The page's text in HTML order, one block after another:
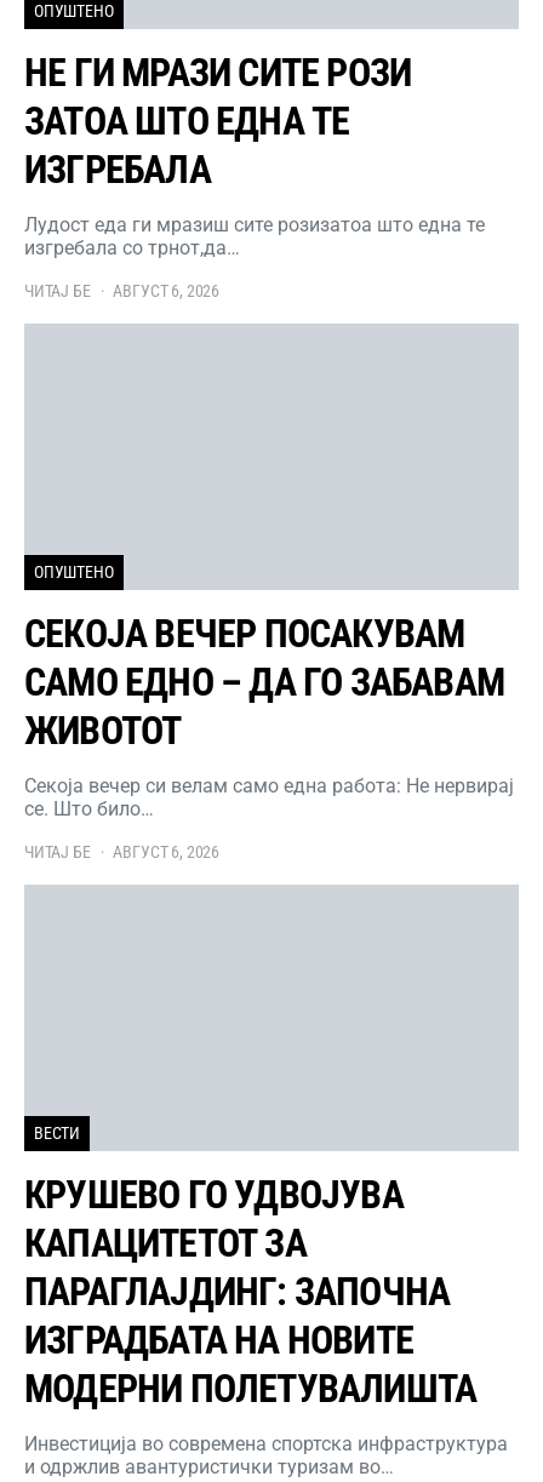
ОПУШТЕНО
НЕ ГИ МРАЗИ СИТЕ РОЗИ
ЗАТОА ШТО ЕДНА ТЕ
ИЗГРЕБАЛА
Лудост еда ги мразиш сите розизатоа што една те
изгребала со трнот,да…
ЧИТАЈ БЕ АВГУСТ 6, 2026
ОПУШТЕНО
СЕКОЈА ВЕЧЕР ПОСАКУВАМ
САМО ЕДНО – ДА ГО ЗАБАВАМ
ЖИВОТОТ
Секоја вечер си велам само една работа: Не нервирај
се. Што било…
ЧИТАЈ БЕ АВГУСТ 6, 2026
ВЕСТИ
КРУШЕВО ГО УДВОЈУВА
КАПАЦИТЕТОТ ЗА
ПАРАГЛАЈДИНГ: ЗАПОЧНА
ИЗГРАДБАТА НА НОВИТЕ
МОДЕРНИ ПОЛЕТУВАЛИШТА
Инвестиција во современа спортска инфраструктура
и одржлив авантуристички туризам во…